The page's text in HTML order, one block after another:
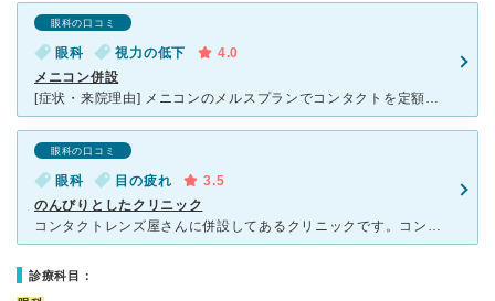
眼科の口コミ
眼科 視力の低下
4.0
メニコン併設
[症状・来院理由] メニコンのメルスプランでコンタクトを定額制で購入していて、転居で一番近いところがこちらでした。 [医師の診断・治療法] 今までのコンタクトが目が見えすぎていて疲れ
眼科の口コミ
眼科 目の疲れ
3.5
のんびりとしたクリニック
コンタクトレンズ屋さんに併設してあるクリニックです。コンタクトの処方を受けるために受診しました。受付の方ものんびりと対応されており、診察のため中に呼ばれると看護師さんはバタバタとなさっていましたが全体
診療科目：